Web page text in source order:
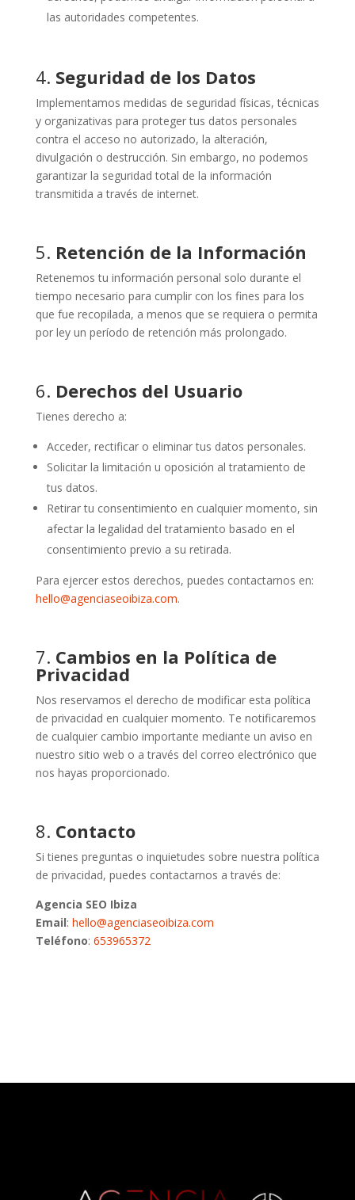
las autoridades competentes.
4. Seguridad de los Datos
Implementamos medidas de seguridad físicas, técnicas
y organizativas para proteger tus datos personales
contra el acceso no autorizado, la alteración,
divulgación o destrucción. Sin embargo, no podemos
garantizar la seguridad total de la información
transmitida a través de internet.
5. Retención de la Información
Retenemos tu información personal solo durante el
tiempo necesario para cumplir con los fines para los
que fue recopilada, a menos que se requiera o permita
por ley un período de retención más prolongado.
6. Derechos del Usuario
Tienes derecho a:
Acceder, rectificar o eliminar tus datos personales.
Solicitar la limitación u oposición al tratamiento de
tus datos.
Retirar tu consentimiento en cualquier momento, sin
afectar la legalidad del tratamiento basado en el
consentimiento previo a su retirada.
Para ejercer estos derechos, puedes contactarnos en:
hello@agenciaseoibiza.com.
7. Cambios en la Política de
Privacidad
Nos reservamos el derecho de modificar esta política
de privacidad en cualquier momento. Te notificaremos
de cualquier cambio importante mediante un aviso en
nuestro sitio web o a través del correo electrónico que
nos hayas proporcionado.
8. Contacto
Si tienes preguntas o inquietudes sobre nuestra política
de privacidad, puedes contactarnos a través de:
Agencia SEO Ibiza
Email: hello@agenciaseoibiza.com
Teléfono: 653965372